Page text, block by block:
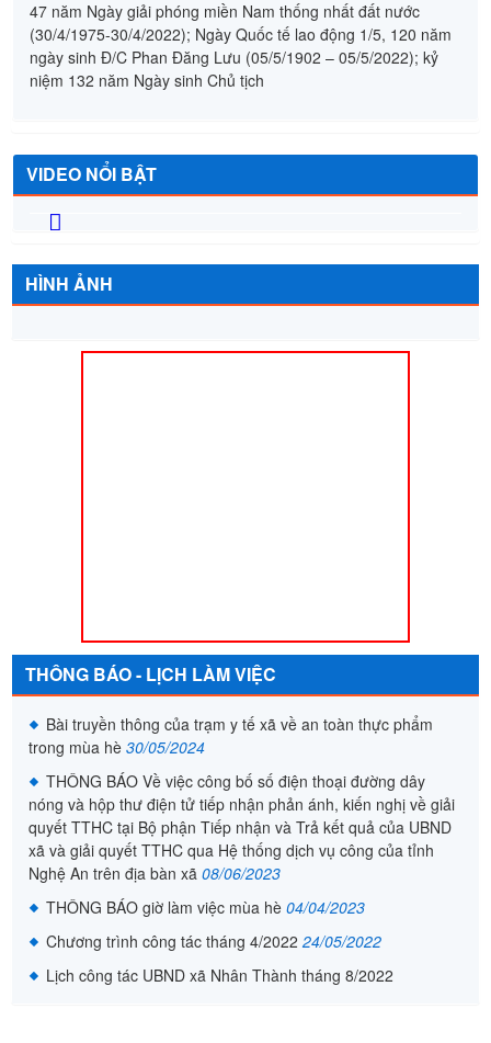
VĂN BẢN CHỈ ĐẠO ĐIỀU HÀNH
47 năm Ngày giải phóng miền Nam thống nhất đất nước
(30/4/1975-30/4/2022); Ngày Quốc tế lao động 1/5, 120 năm
ngày sinh Đ/C Phan Đăng Lưu (05/5/1902 – 05/5/2022); kỷ
niệm 132 năm Ngày sinh Chủ tịch